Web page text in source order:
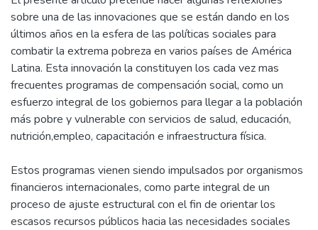
sobre una de las innovaciones que se están dando en los
últimos años en la esfera de las políticas sociales para
combatir la extrema pobreza en varios países de América
Latina. Esta innovación la constituyen los cada vez mas
frecuentes programas de compensación social, como un
esfuerzo integral de los gobiernos para llegar a la población
más pobre y vulnerable con servicios de salud, educación,
nutrición,empleo, capacitación e infraestructura física.
Estos programas vienen siendo impulsados por organismos
financieros internacionales, como parte integral de un
proceso de ajuste estructural con el fin de orientar los
escasos recursos públicos hacia las necesidades sociales